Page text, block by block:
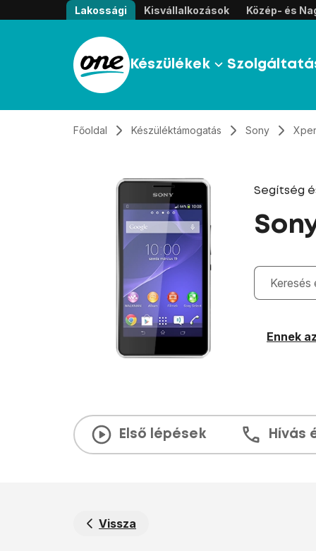
Átugrás, tovább a tartalomhoz
Lakossági Kisvállalkozások Közép- és
Készülékek
Főoldal Készüléktámogatás Sony
Segítség
Gépelés
Ennek
Első lépések Hívás
Vissza